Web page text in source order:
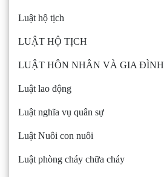
Luật hộ tịch
LUẬT HỘ TỊCH
LUẬT HÔN NHÂN VÀ GIA ĐÌNH
Luật lao động
Luật nghĩa vụ quân sự
Luật Nuôi con nuôi
Luật phòng cháy chữa cháy